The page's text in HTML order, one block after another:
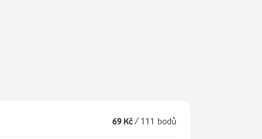
69 Kč/ 111 bodů